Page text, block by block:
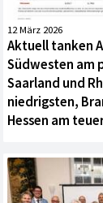
12 März 2026
Aktuell tanken
Südwesten am
Saarland und
niedrigsten,
Hessen am